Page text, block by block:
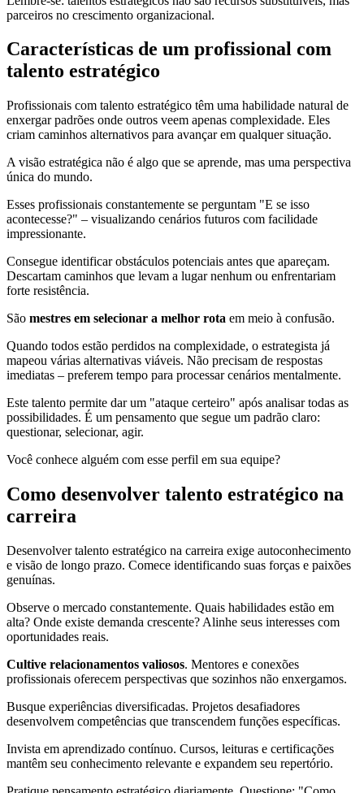
parceiros no crescimento organizacional.
Características de um profissional com
talento estratégico
Profissionais com talento estratégico têm uma habilidade natural de
enxergar padrões onde outros veem apenas complexidade. Eles
criam caminhos alternativos para avançar em qualquer situação.
A visão estratégica não é algo que se aprende, mas uma perspectiva
única do mundo.
Esses profissionais constantemente se perguntam "E se isso
acontecesse?" – visualizando cenários futuros com facilidade
impressionante.
Consegue identificar obstáculos potenciais antes que apareçam.
Descartam caminhos que levam a lugar nenhum ou enfrentariam
forte resistência.
São mestres em selecionar a melhor rota em meio à confusão.
Quando todos estão perdidos na complexidade, o estrategista já
mapeou várias alternativas viáveis. Não precisam de respostas
imediatas – preferem tempo para processar cenários mentalmente.
Este talento permite dar um "ataque certeiro" após analisar todas as
possibilidades. É um pensamento que segue um padrão claro:
questionar, selecionar, agir.
Você conhece alguém com esse perfil em sua equipe?
Como desenvolver talento estratégico na
carreira
Desenvolver talento estratégico na carreira exige autoconhecimento
e visão de longo prazo. Comece identificando suas forças e paixões
genuínas.
Observe o mercado constantemente. Quais habilidades estão em
alta? Onde existe demanda crescente? Alinhe seus interesses com
oportunidades reais.
Cultive relacionamentos valiosos. Mentores e conexões
profissionais oferecem perspectivas que sozinhos não enxergamos.
Busque experiências diversificadas. Projetos desafiadores
desenvolvem competências que transcendem funções específicas.
Invista em aprendizado contínuo. Cursos, leituras e certificações
mantêm seu conhecimento relevante e expandem seu repertório.